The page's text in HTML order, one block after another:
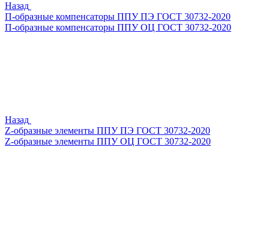
Назад
П-образные компенсаторы ППУ ПЭ ГОСТ 30732-2020
П-образные компенсаторы ППУ ОЦ ГОСТ 30732-2020
Назад
Z-образные элементы ППУ ПЭ ГОСТ 30732-2020
Z-образные элементы ППУ ОЦ ГОСТ 30732-2020